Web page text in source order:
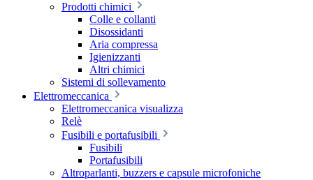
Prodotti chimici
Colle e collanti
Disossidanti
Aria compressa
Igienizzanti
Altri chimici
Sistemi di sollevamento
Elettromeccanica
Elettromeccanica visualizza
Relè
Fusibili e portafusibili
Fusibili
Portafusibili
Altroparlanti, buzzers e capsule microfoniche